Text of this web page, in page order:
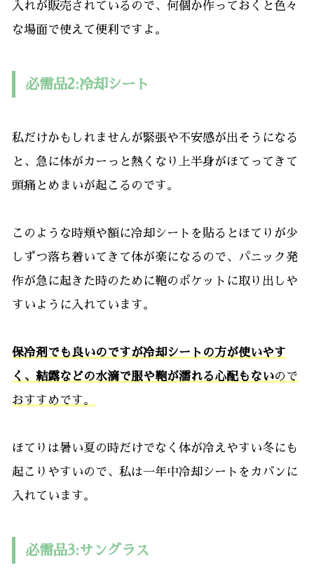
入れが販売されているので、何個か作っておくと色々
な場面で使えて便利ですよ。
必需品2:冷却シート
私だけかもしれませんが緊張や不安感が出そうになる
と、急に体がカーっと熱くなり上半身がほてってきて
頭痛とめまいが起こるのです。
このような時頬や額に冷却シートを貼るとほてりが少
しずつ落ち着いてきて体が楽になるので、パニック発
作が急に起きた時のために鞄のポケットに取り出しや
すいように入れています。
保冷剤でも良いのですが冷却シートの方が使いやす
く、結露などの水滴で服や鞄が濡れる心配もないので
おすすめです。
ほてりは暑い夏の時だけでなく体が冷えやすい冬にも
起こりやすいので、私は一年中冷却シートをカバンに
入れています。
必需品3:サングラス